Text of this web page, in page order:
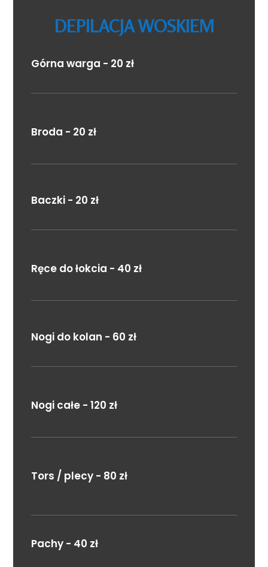
DEPILACJA WOSKIEM
Górna warga - 20 zł
Broda - 20 zł
Baczki - 20 zł
Ręce do łokcia - 40 zł
Nogi do kolan - 60 zł
Nogi całe - 120 zł
Tors / plecy - 80 zł
Pachy - 40 zł